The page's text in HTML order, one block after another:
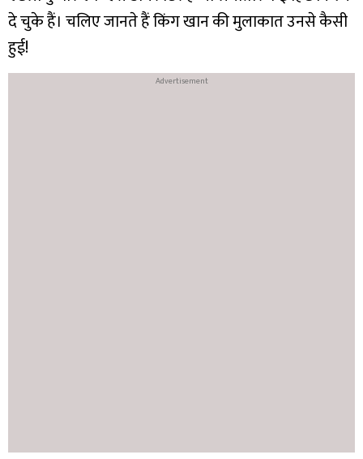
दे चुके हैं। चलिए जानते हैं किंग खान की मुलाकात उनसे कैसी
हुई!